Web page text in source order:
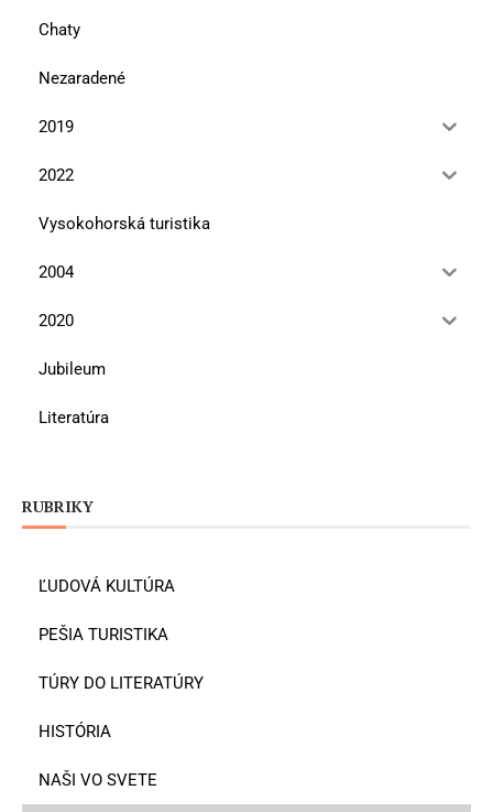
Chaty
Nezaradené
2019
2022
Vysokohorská turistika
2004
2020
Jubileum
Literatúra
RUBRIKY
ĽUDOVÁ KULTÚRA
PEŠIA TURISTIKA
TÚRY DO LITERATÚRY
HISTÓRIA
NAŠI VO SVETE